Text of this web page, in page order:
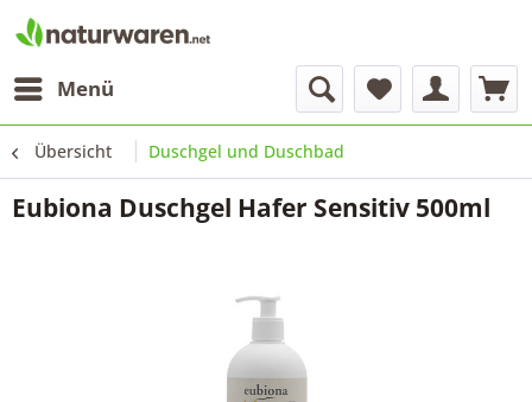
Menü
Übersicht Duschgel und Duschbad
Eubiona Duschgel Hafer Sensitiv 500ml